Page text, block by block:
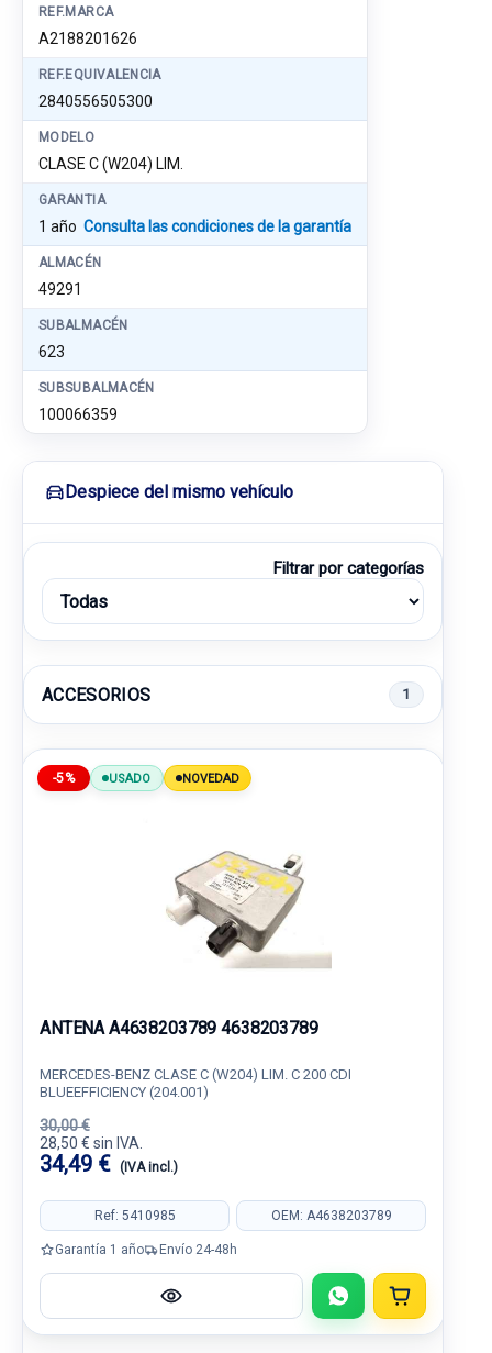
REF.MARCA
A2188201626
REF.EQUIVALENCIA
2840556505300
MODELO
CLASE C (W204) LIM.
GARANTIA
1 año Consulta las condiciones de la garantía
ALMACÉN
49291
SUBALMACÉN
623
SUBSUBALMACÉN
100066359
Despiece del mismo vehículo
Filtrar por categorías
ACCESORIOS 1
-5% USADO NOVEDAD
ANTENA A4638203789 4638203789
MERCEDES-BENZ CLASE C (W204) LIM. C 200 CDI
BLUEEFFICIENCY (204.001)
30,00 €
28,50 € sin IVA.
34,49 € (IVA incl.)
Ref: 5410985 OEM: A4638203789
Garantía 1 año Envío 24-48h